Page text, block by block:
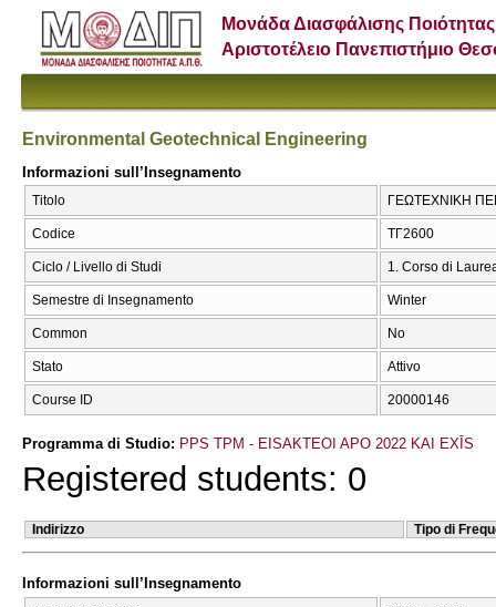
Μονάδα Διασφάλισης Ποιότητας
Αριστοτέλειο Πανεπιστήμιο
Environmental Geotechnical Engineering
Informazioni sull’Insegnamento
Titolo ΓΕΩΤΕΧΝΙΚΗ
Codice ΤΓ2600
Ciclo / Livello di Studi 1. Corso di
Semestre di Insegnamento Winter
Common No
Stato Attivo
Course ID 20000146
Programma di Studio: PPS TPM - EISAKTEOI APO 2022 KAI EXĪS
Registered students: 0
Indirizzo Tipo di
Informazioni sull’Insegnamento